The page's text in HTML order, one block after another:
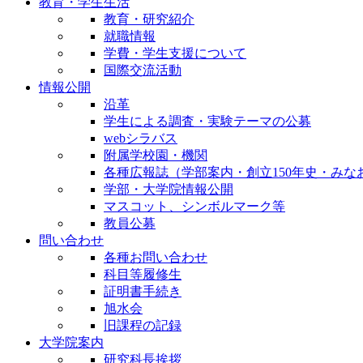
教育・研究紹介
就職情報
学費・学生支援について
国際交流活動
情報公開
沿革
学生による調査・実験テーマの公募
webシラバス
附属学校園・機関
各種広報誌（学部案内・創立150年史・みな
学部・大学院情報公開
マスコット、シンボルマーク等
教員公募
問い合わせ
各種お問い合わせ
科目等履修生
証明書手続き
旭水会
旧課程の記録
大学院案内
研究科長挨拶